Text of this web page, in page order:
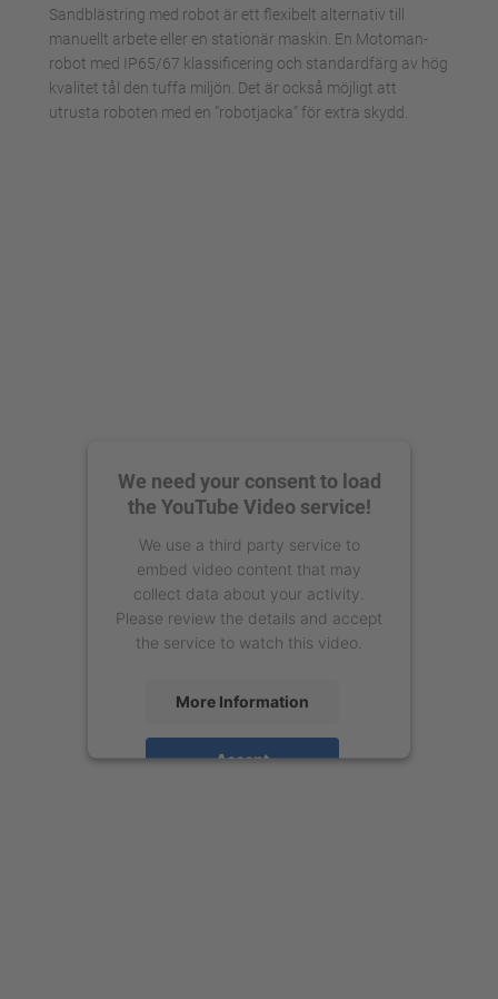
Sandblästring med robot är ett flexibelt alternativ till
manuellt arbete eller en stationär maskin. En Motoman-
robot med IP65/67 klassificering och standardfärg av hög
kvalitet tål den tuffa miljön. Det är också möjligt att
utrusta roboten med en ”robotjacka” för extra skydd.
We need your consent to load
the YouTube Video service!
We use a third party service to
embed video content that may
collect data about your activity.
Please review the details and accept
the service to watch this video.
More Information
Accept